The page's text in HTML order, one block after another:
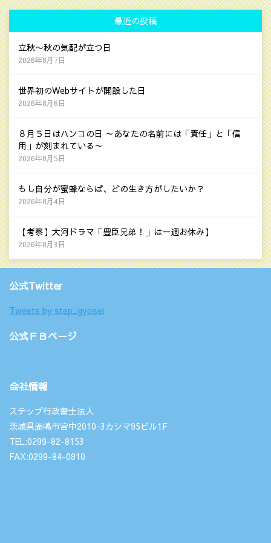
最近の投稿
立秋〜秋の気配が立つ日
2026年8月7日
世界初のWebサイトが開設した日
2026年8月6日
８月５日はハンコの日 ～あなたの名前には「責任」と「信
用」が刻まれている～
2026年8月5日
もし自分が蜜蜂ならば、どの生き方がしたいか？
2026年8月4日
【考察】大河ドラマ「豊臣兄弟！」は一週お休み】
2026年8月3日
公式Twitter
Tweets by step_gyosei
公式ＦＢページ
会社情報
ステップ行政書士法人
茨城県鹿嶋市宮中2010-3カシマ95ビル1F
TEL:0299-82-8153
FAX:0299-84-0810